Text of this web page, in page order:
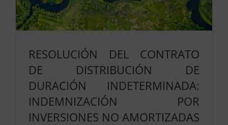
RESOLUCIÓN DEL CONTRATO
DE DISTRIBUCIÓN DE
DURACIÓN INDETERMINADA:
INDEMNIZACIÓN POR
INVERSIONES NO AMORTIZADAS